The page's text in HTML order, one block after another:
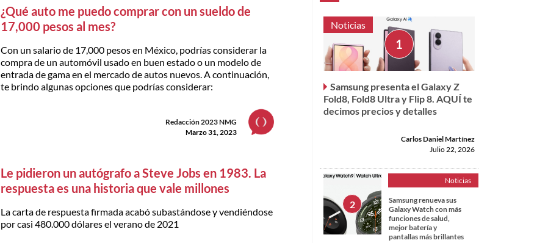
¿Qué auto me puedo comprar con un sueldo de
17,000 pesos al mes?
Con un salario de 17,000 pesos en México, podrías considerar la
compra de un automóvil usado en buen estado o un modelo de
entrada de gama en el mercado de autos nuevos. A continuación,
te brindo algunas opciones que podrías considerar:
Redacción 2023 NMG
Marzo 31, 2023
Le pidieron un autógrafo a Steve Jobs en 1983. La
respuesta es una historia que vale millones
La carta de respuesta firmada acabó subastándose y vendiéndose
por casi 480.000 dólares el verano de 2021
Noticias
Samsung presenta el Galaxy Z
Fold8, Fold8 Ultra y Flip 8. AQUÍ te
decimos precios y detalles
Carlos Daniel Martínez
Julio 22, 2026
Noticias
Samsung renueva sus
Galaxy Watch con más
funciones de salud,
mejor batería y
pantallas más brillantes